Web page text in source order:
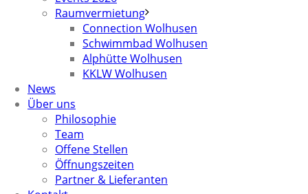
Raumvermietung
Connection Wolhusen
Schwimmbad Wolhusen
Alphütte Wolhusen
KKLW Wolhusen
News
Über uns
Philosophie
Team
Offene Stellen
Öffnungszeiten
Partner & Lieferanten